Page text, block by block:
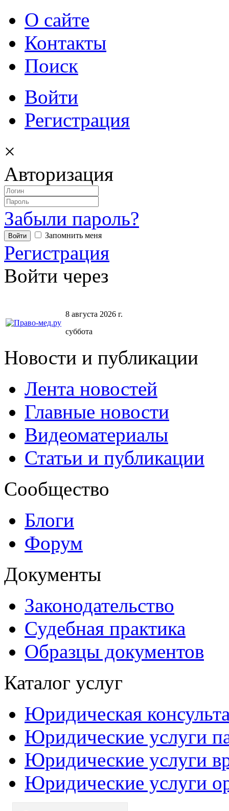
О сайте
Контакты
Поиск
Войти
Регистрация
×
Авторизация
Забыли пароль?
Запомнить меня
Регистрация
Войти через
8 августа 2026 г.
суббота
Новости и публикации
Лента новостей
Главные новости
Видеоматериалы
Статьи и публикации
Сообщество
Блоги
Форум
Документы
Законодательство
Судебная практика
Образцы документов
Каталог услуг
Юридическая
Юридические услуги
Юридические услуги
Юридические услуги